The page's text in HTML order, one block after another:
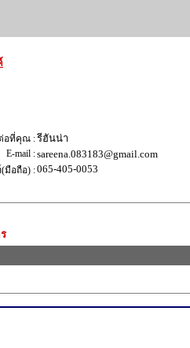
อที่คุณ :รีฮันน่า
E-mail :sareena.083183@gmail.com
มือถือ) :065-405-0053